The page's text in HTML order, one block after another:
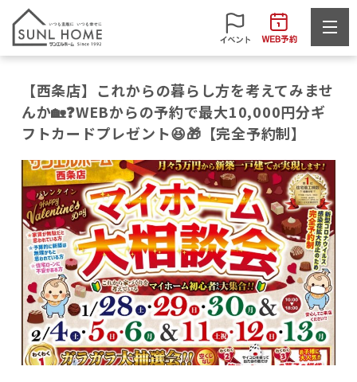
【西条店】これからの暮らし方を考えてみませ
んか🏡❓WEBからの予約で最大10,000円分ギ
フトカードプレゼント😆🎁【完全予約制】